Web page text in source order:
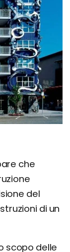
che
del
di un
scopo delle